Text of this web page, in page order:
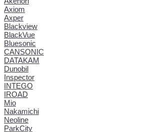
Axiom
Axper
Blackview
BlackVue
Bluesonic
CANSONIC
DATAKAM
Dunobil
Inspector
INTEGO
IROAD
Mio
Nakamichi
Neoline
ParkCity